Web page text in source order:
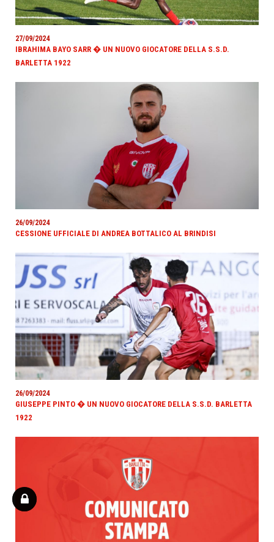
27/09/2024
IBRAHIMA BAYO SARR � UN NUOVO GIOCATORE DELLA S.S.D.
BARLETTA 1922
26/09/2024
CESSIONE UFFICIALE DI ANDREA BOTTALICO AL BRINDISI
26/09/2024
GIUSEPPE PINTO � UN NUOVO GIOCATORE DELLA S.S.D. BARLETTA
1922